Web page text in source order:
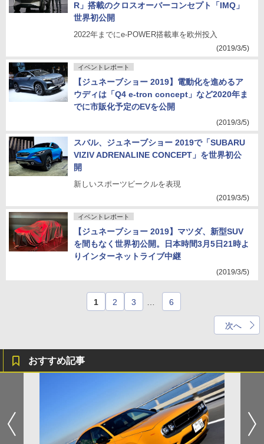
R」搭載のクロスオーバーコンセプト「IMQ」
世界初公開
2022年までにe-POWER搭載車を欧州投入
(2019/3/5)
イベントレポート
【ジュネーブショー 2019】電動化を進めるア
ウディは「Q4 e-tron concept」など2020年ま
でに市販化予定のEVを公開
(2019/3/5)
スバル、ジュネーブショー 2019で「SUBARU
VIZIV ADRENALINE CONCEPT」を世界初公
開
新しいスポーツビークルを表現
(2019/3/5)
イベントレポート
【ジュネーブショー 2019】マツダ、新型SUV
を間もなく世界初公開。日本時間3月5日21時よ
りインターネットライブ中継
(2019/3/5)
1 2 3 6
次へ
おすすめ記事